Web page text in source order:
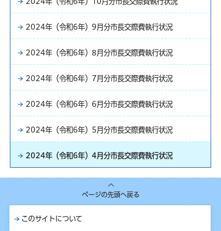
2024年（令和6年）9月分市長交際費執行状況
2024年（令和6年）8月分市長交際費執行状況
2024年（令和6年）7月分市長交際費執行状況
2024年（令和6年）6月分市長交際費執行状況
2024年（令和6年）5月分市長交際費執行状況
2024年（令和6年）4月分市長交際費執行状況
ページの先頭へ戻る
このサイトについて